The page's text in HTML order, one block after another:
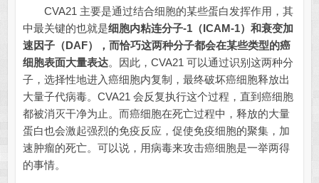
CVA21 主要是通过结合细胞的某些蛋白发挥作用，其
中最关键的也就是细胞内粘连分子-1（ICAM-1）和衰变加
速因子（DAF），而恰巧这两种分子都会在某些类型的癌
细胞表面大量表达。因此，CVA21 可以通过识别这两种分
子，选择性地进入癌细胞内复制，最终破坏癌细胞释放出
大量子代病毒。CVA21 会反复执行这个过程，直到癌细胞
都被消灭干净为止。而癌细胞在死亡过程中，释放的大量
蛋白也会激起强烈的免疫反应，促使免疫细胞的聚集，加
速肿瘤的死亡。可以说，用病毒来攻击癌细胞是一举两得
的事情。